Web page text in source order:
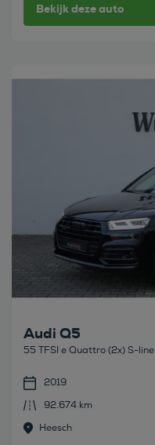
Bekijk deze auto
Bekijk deze auto
Audi Q5
55 TFSI e Quattro (2x) S-line
2019
92.674 km
Heesch